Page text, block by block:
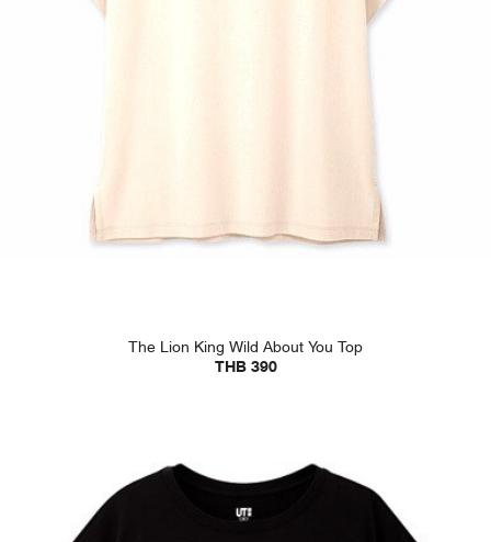
The Lion King Wild About You Top
THB 390